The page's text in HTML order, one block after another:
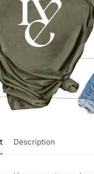
Description